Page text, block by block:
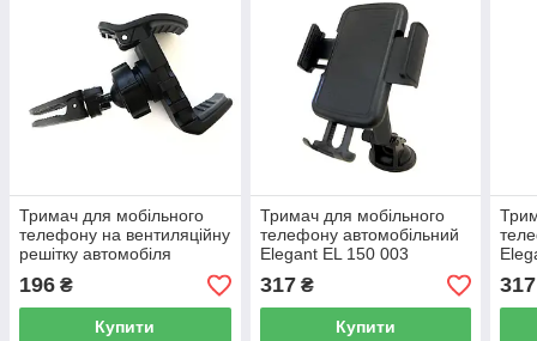
Тримач для мобільного
телефону на вентиляційну
решітку автомобіля
Elegant EL 150 002
196 ₴
Купити
Тримач для мобільного
телефону автомобільний
Elegant EL 150 003
317₴
Купити
317